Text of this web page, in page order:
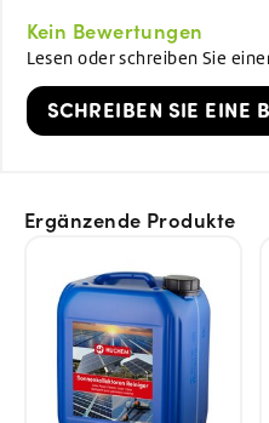
Kein Bewertungen
Lesen oder schreiben Sie
SCHREIBEN SIE EINE
Ergänzende Produkte